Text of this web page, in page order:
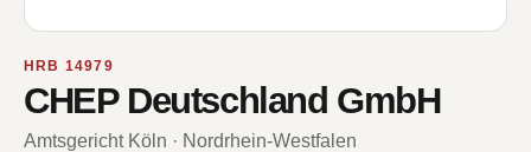
HRB 14979
CHEP Deutschland GmbH
Amtsgericht Köln · Nordrhein-Westfalen